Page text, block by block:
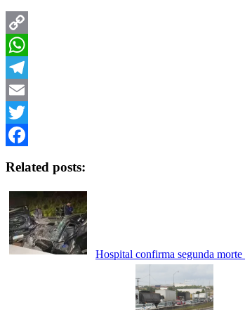
Copy
Link
WhatsApp
Telegram
Email
Twitter
Related posts:
Hospital confirma segunda